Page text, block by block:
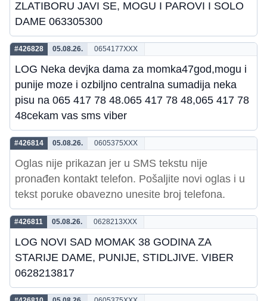
ZLATIBORU JAVI SE, MOGU I PAROVI I SOLO
DAME 063305300
#426828 05.08.26. 0654177XXX
LOG Neka devjka dama za momka47god,mogu i
punije moze i ozbiljno centralna sumadija neka
pisu na 065 417 78 48.065 417 78 48,065 417 78
48cekam vas sms viber
#426814 05.08.26. 0605375XXX
Oglas nije prikazan jer u SMS tekstu nije
pronađen kontakt telefon. Pošaljite novi oglas i u
tekst poruke obavezno unesite broj telefona.
#426811 05.08.26. 0628213XXX
LOG NOVI SAD MOMAK 38 GODINA ZA
STARIJE DAME, PUNIJE, STIDLJIVE. VIBER
0628213817